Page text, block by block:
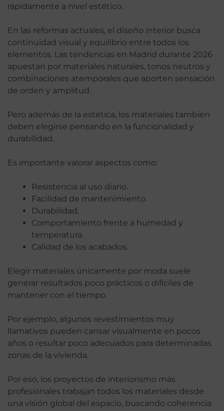
rápidamente a nivel estético.
En las reformas actuales, el diseño interior busca
continuidad visual y equilibrio entre todos los
elementos. Las tendencias en Madrid durante 2026
apuestan por materiales naturales, tonos neutros y
combinaciones atemporales que aporten sensación
de orden y amplitud.
Pero además de la estética, los materiales también
deben elegirse pensando en la funcionalidad y
durabilidad.
Es importante valorar aspectos como:
Resistencia al uso diario.
Facilidad de mantenimiento.
Durabilidad.
Comportamiento frente a humedad y
temperatura.
Calidad de los acabados.
Elegir materiales únicamente por moda suele
generar resultados poco prácticos o difíciles de
mantener con el tiempo.
Por ejemplo, algunos revestimientos muy
llamativos pueden cansar visualmente en pocos
años o resultar poco adecuados para determinadas
zonas de la vivienda.
Por eso, los proyectos de interiorismo más
profesionales trabajan todos los materiales desde
una visión global del espacio, buscando coherencia